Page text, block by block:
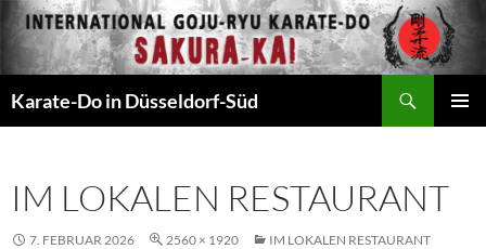
Zum
Inhalt
springen
Karate-Do in Düsseldorf-Süd
IM LOKALEN RESTAURANT
7. FEBRUAR 2026 2560 × 1920 IM LOKALEN RESTAURANT